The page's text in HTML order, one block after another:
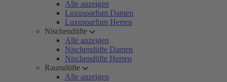
Alle anzeigen
Luxusparfum Damen
Luxusparfum Herren
Nischendüfte
Alle anzeigen
Nischendüfte Damen
Nischendüfte Herren
Raumdüfte
Alle anzeigen